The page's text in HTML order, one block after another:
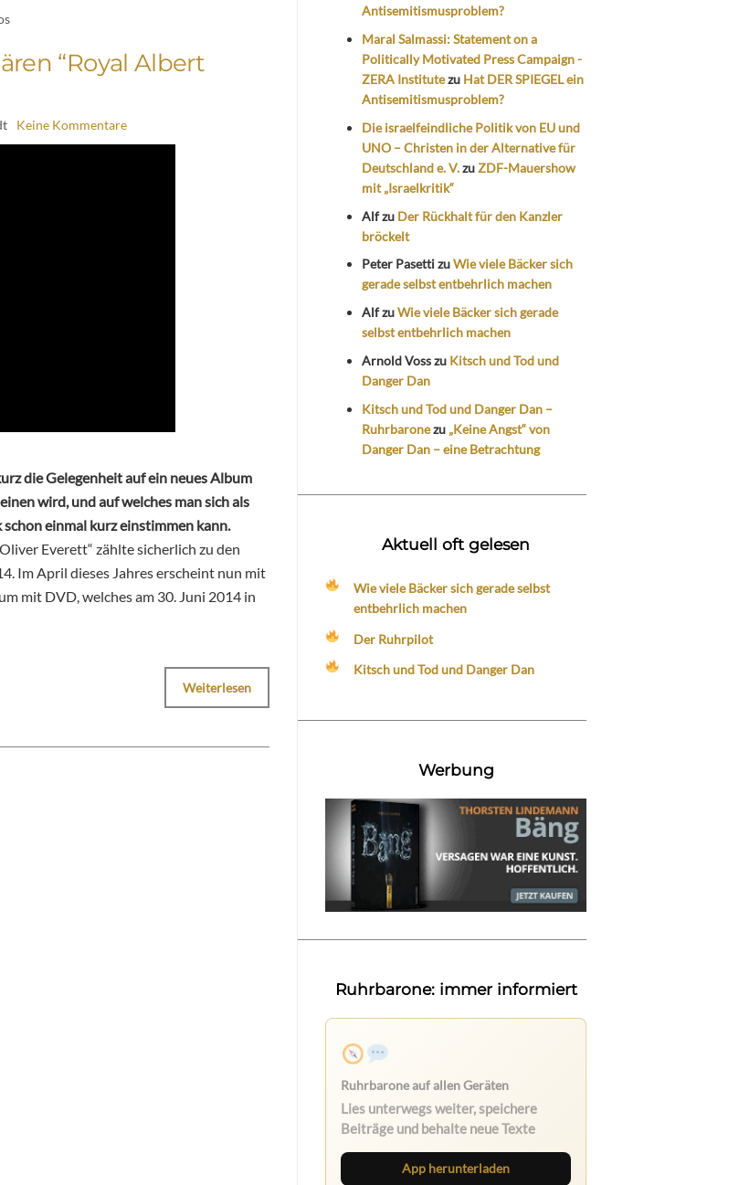
“Royal Albert
Keine Kommentare
die Gelegenheit auf ein neues Album
wird, und auf welches man sich als
einmal kurz einstimmen kann.
Everett“ zählte sicherlich zu den
Im April dieses Jahres erscheint nun mit
mit DVD, welches am 30. Juni 2014 in
Weiterlesen
Antisemitismusproblem?
Maral Salmassi: Statement on a
Politically Motivated Press Campaign -
ZERA Institutezu Hat DER SPIEGEL ein
Antisemitismusproblem?
Die israelfeindliche Politik von EU und
UNO – Christen in der Alternative für
Deutschland e. V.zuZDF-Mauershow
mit „Israelkritik“
Alfzu Der Rückhalt für den Kanzler
bröckelt
Peter PasettizuWie viele Bäcker sich
gerade selbst entbehrlich machen
AlfzuWie viele Bäcker sich gerade
selbst entbehrlich machen
Arnold Vosszu Kitsch und Tod und
Danger Dan
Kitsch und Tod und Danger Dan –
Ruhrbaronezu „Keine Angst“ von
Danger Dan – eine Betrachtung
Aktuell oft gelesen
Wie viele Bäcker sich gerade selbst
entbehrlich machen
Der Ruhrpilot
Kitsch und Tod und Danger Dan
Werbung
Ruhrbarone: immer informiert
Ruhrbarone auf allen Geräten
Lies unterwegs weiter, speichere
Beiträge und behalte neue Texte
App herunterladen